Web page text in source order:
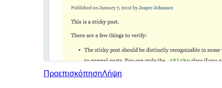
ΠροεπισκόπησηΛήψη